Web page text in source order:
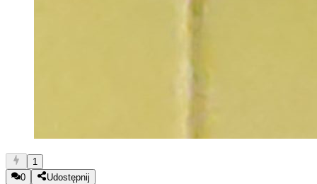
1
0
Udostępnij